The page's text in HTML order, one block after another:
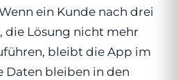
ein Kunde nach drei
die Lösung nicht mehr
bleibt die App im
Daten bleiben in den